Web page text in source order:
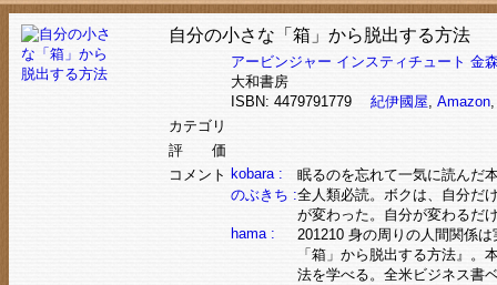
自分の小さな「箱」から脱出する方法
アービンジャー インスティチュート 金
大和書房
ISBN: 4479791779 紀伊國屋, Amazon
カテゴリ
評 価
コメント kobara :
眠るのを忘れて一気に読んだ
のぶきち :全人類必読。ボクは、自分だ
が変わった。自分が変わるだ
hama :
201210 身の周りの人間関係
「箱」から脱出する方法』
法を学べる。全米ビジネス書